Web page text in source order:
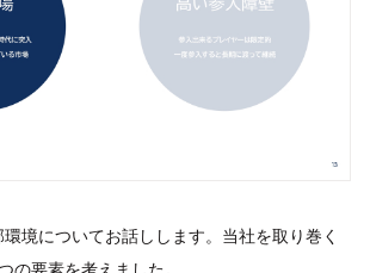
環境についてお話しします。当社を取り巻く